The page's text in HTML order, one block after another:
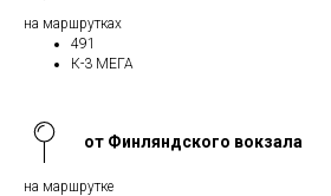
на маршрутках
491
К-3 МЕГА
от Финляндского вокзала
на маршрутке